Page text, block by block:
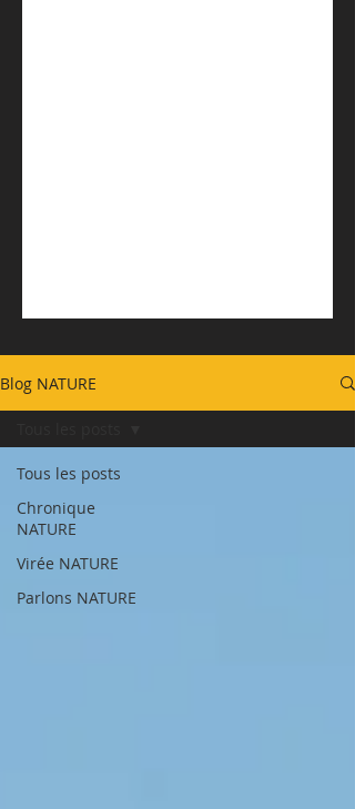
Blog NATURE
Tous les posts
Chronique
NATURE
Virée NATURE
Parlons NATURE